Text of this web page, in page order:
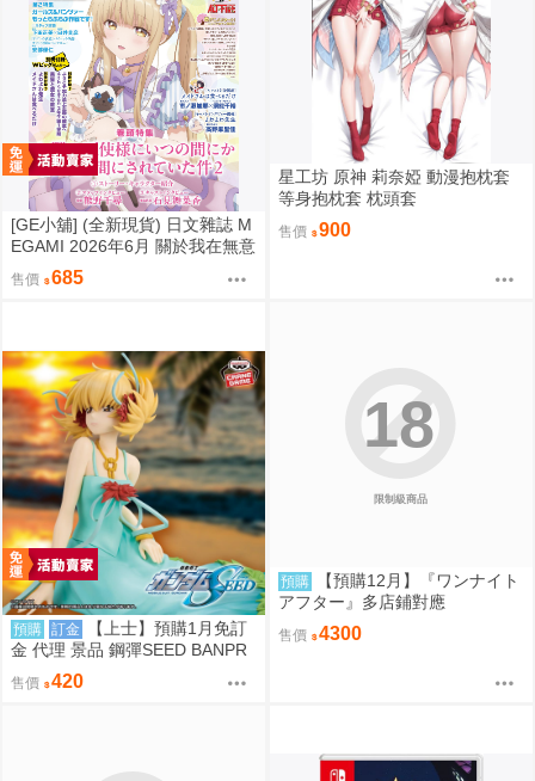
[GE小舖] (全新現貨) 日文雜誌 M
EGAMI 2026年6月 關於我在無意
間被隔壁的天使變成廢柴這件事
椎名真晝
售價 685
星工坊 原神 莉奈婭 動漫抱枕套
等身抱枕套 枕頭套
售價 900
預購 訂金
【上士】預購1月免訂
金 代理 景品 鋼彈SEED BANPR
ESTO EVOLVE 卡佳里·由拉·阿
斯哈 曉之車
售價 420
限制級商品
18
預購
【預購12月】『ワンナイト
アフター』多店鋪對應
售價 4300